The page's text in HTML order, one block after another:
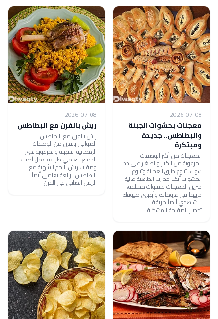
2026-07-08
معجنات بحشوات الجبنة
والبطاطس.. جديدة
ومبتكرة
المعجنات من أكثر الوصفات
المرغوبة من الكبار والصغار على حد
سواء، تتنوع طرق العجينة وتتنوع
الحشوات أيضا حضرت الطاهية عالية
جبرين المعجنات بحشوات مختلفة،
جربيها في عزوماتك وأبهري ضيوفك
.. شاهدي أيضاً طريقة
تحضير الصفيحة المشكلة
2026-07-08
ريش بالفرن مع البطاطس
ريش بالفرن مع البطاطس ..
الصواني بالفرن من الوصفات
الرمضانية السهلة والمرغوبة لدى
الجميع، تعلمي طريقة عمل أطيب
وصفات ريش اللحم الشهية مع
البطاطس الرائعة تعلمي أيضاً:
الريش الضاني في الفرن